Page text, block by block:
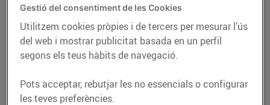
CONSELLS I HÀBITS SALUDABLES
Cuinar al vapor
Cuinar al vapor és una de les
maneres més saludables que
hi ha de coure els aliments i
Gestió del consentiment de les Cookies
Utilitzem cookies pròpies i de tercers per mesurar l’ús
del web i mostrar publicitat basada en un perfil
segons els teus hàbits de navegació.
Pots acceptar, rebutjar les no essencials o configurar
les teves preferències.